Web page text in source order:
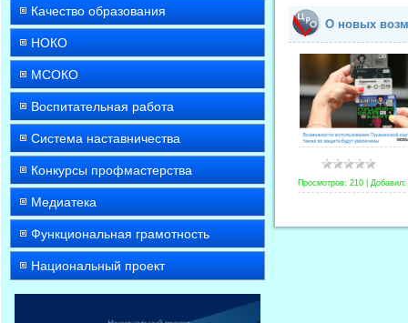
Качество образования
НОКО
МСОКО
Воспитательная работа
Система наставничества
Конкурсы профмастерства
Медиатека
Функциональная грамотность
Национальный проект
О новых
Просмотров: 210 Добавил: